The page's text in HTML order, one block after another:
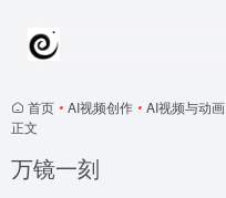
首页 • AI视频创作 • AI视频与动画
正文
万镜一刻